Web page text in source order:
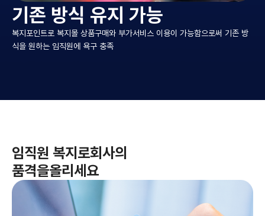
기존 방식 유지 가능
복지포인트로 복지몰 상품구매와 부가서비스 이용이 가능함으로써 기존 방
식을 원하는 임직원에 욕구 충족
임직원 복지로회사의
품격을올리세요